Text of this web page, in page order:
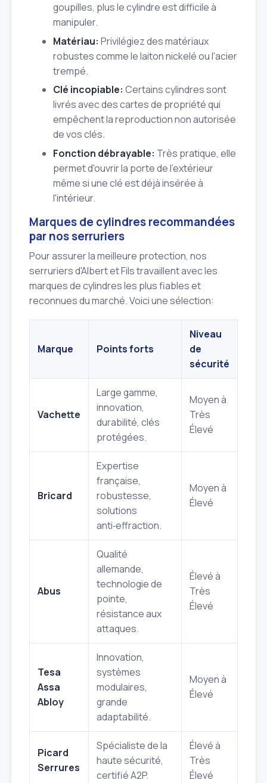
goupilles, plus le cylindre est difficile à
manipuler.
Matériau: Privilégiez des matériaux
robustes comme le laiton nickelé ou l'acier
trempé.
Clé incopiable: Certains cylindres sont
livrés avec des cartes de propriété qui
empêchent la reproduction non autorisée
de vos clés.
Fonction débrayable: Très pratique, elle
permet d'ouvrir la porte de l'extérieur
même si une clé est déjà insérée à
l'intérieur.
Marques de cylindres recommandées
par nos serruriers
Pour assurer la meilleure protection, nos
serruriers d'Albert et Fils travaillent avec les
marques de cylindres les plus fiables et
reconnues du marché. Voici une sélection:
Marque Points forts
Niveau
de
sécurité
Vachette
Large gamme,
innovation,
durabilité, clés
protégées.
Moyen à
Très
Élevé
Bricard
Expertise
française,
robustesse,
solutions
anti‑effraction.
Moyen à
Élevé
Abus
Qualité
allemande,
technologie de
pointe,
résistance aux
attaques.
Élevé à
Très
Élevé
Tesa
Assa
Abloy
Innovation,
systèmes
modulaires,
grande
adaptabilité.
Moyen à
Élevé
Picard
Serrures
Spécialiste de la
haute sécurité,
certifié A2P.
Élevé à
Très
Élevé